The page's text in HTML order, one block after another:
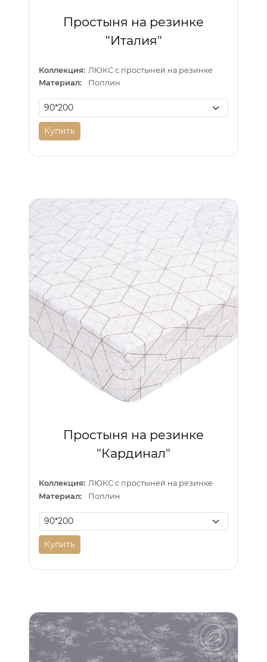
Простыня на резинке
"Италия"
Коллекция: ЛЮКС с простыней на резинке
Материал:
Поплин
Купить
Простыня на резинке
"Кардинал"
Коллекция: ЛЮКС с простыней на резинке
Материал:
Поплин
Купить